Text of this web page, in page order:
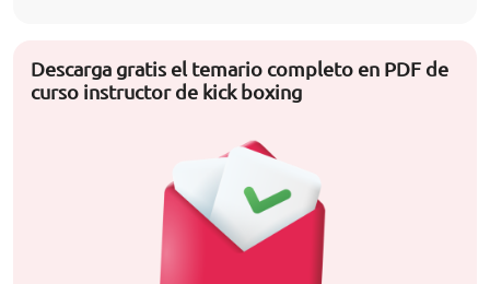
Descarga gratis el temario completo en PDF de
curso instructor de kick boxing